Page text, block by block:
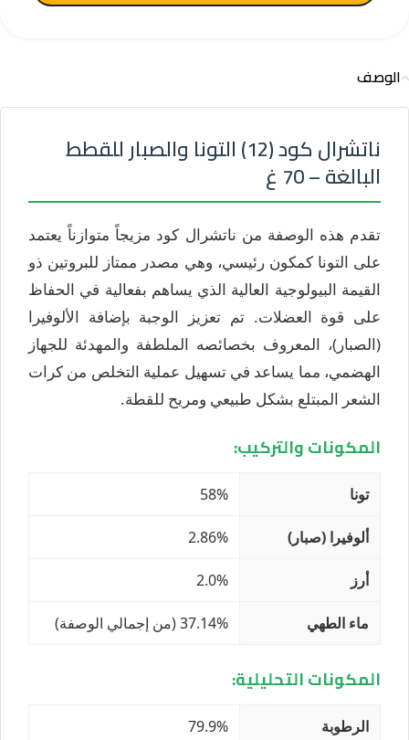
الوصف
ناتشرال كود (12) التونا والصبار للقطط
البالغة – 70 غ
تقدم هذه الوصفة من ناتشرال كود مزيجاً متوازناً يعتمد
على التونا كمكون رئيسي، وهي مصدر ممتاز للبروتين ذو
القيمة البيولوجية العالية الذي يساهم بفعالية في الحفاظ
على قوة العضلات. تم تعزيز الوجبة بإضافة الألوفيرا
(الصبار)، المعروف بخصائصه الملطفة والمهدئة للجهاز
الهضمي، مما يساعد في تسهيل عملية التخلص من كرات
الشعر المبتلع بشكل طبيعي ومريح للقطة.
المكونات والتركيب:
تونا 58%
ألوفيرا (صبار) 2.86%
أرز 2.0%
ماء الطهي 37.14% (من إجمالي الوصفة)
المكونات التحليلية:
الرطوبة 79.9%